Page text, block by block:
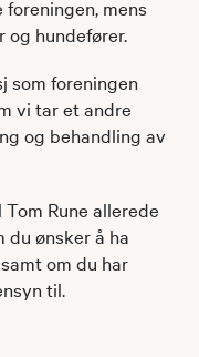
mens
hundefører.
som foreningen
vi tar et andre
og behandling av
Rune allerede
du ønsker å ha
om du har
til.